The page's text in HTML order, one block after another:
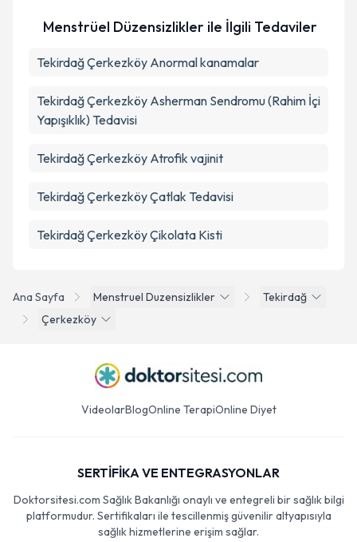
Ana Sayfa Menstruel Duzensizlikler
Tekirdağ
Çerkezköy
Menstrüel Düzensizlikler ile İlgili Tedaviler
Tekirdağ Çerkezköy Anormal kanamalar
Tekirdağ Çerkezköy Asherman Sendromu (Rahim İçi
Yapışıklık) Tedavisi
Tekirdağ Çerkezköy Atrofik vajinit
Tekirdağ Çerkezköy Çatlak Tedavisi
Tekirdağ Çerkezköy Çikolata Kisti
VideolarBlogOnline TerapiOnline Diyet
SERTİFİKA VE ENTEGRASYONLAR
Doktorsitesi.com Sağlık Bakanlığı onaylı ve entegreli bir sağlık bilgi
platformudur. Sertifikaları ile tescillenmiş güvenilir altyapısıyla
sağlık hizmetlerine erişim sağlar.